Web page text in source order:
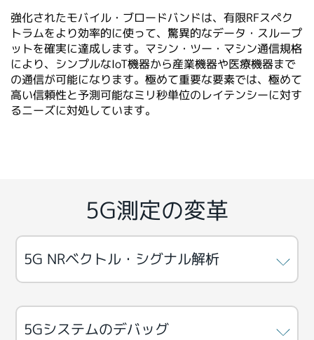
強化されたモバイル・ブロードバンドは、有限RFスペク
トラムをより効率的に使って、驚異的なデータ・スループ
ットを確実に達成します。マシン・ツー・マシン通信規格
により、シンプルなIoT機器から産業機器や医療機器まで
の通信が可能になります。極めて重要な要素では、極めて
高い信頼性と予測可能なミリ秒単位のレイテンシーに対す
るニーズに対処しています。
5G測定の変革
5G NRベクトル・シグナル解析
5Gシステムのデバッグ